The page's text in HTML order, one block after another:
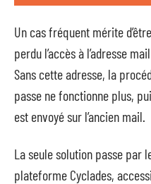
Un cas fréquent mérite
perdu l’accès à l’adresse
Sans cette adresse, la
passe ne fonctionne plus,
est envoyé sur l’ancien mail.
La seule solution passe par
plateforme Cyclades,